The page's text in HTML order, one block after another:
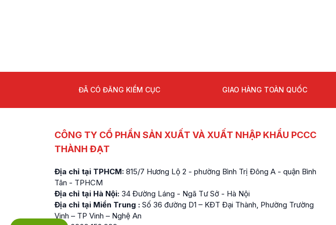
ĐÃ CÓ ĐĂNG KIỂM CỤC GIAO HÀNG TOÀN QUỐC
CÔNG TY CỔ PHẦN SẢN XUẤT VÀ XUẤT NHẬP KHẨU PCCC
THÀNH ĐẠT
Địa chỉ tại TPHCM: 815/7 Hương Lộ 2 - phường Bình Trị Đông A - quận Bình
Tân - TPHCM
Địa chỉ tại Hà Nội: 34 Đường Láng - Ngã Tư Sở - Hà Nội
Địa chỉ tại Miền Trung : Số 36 đường D1 – KĐT Đại Thành, Phường Trường
Vinh – TP Vinh – Nghệ An